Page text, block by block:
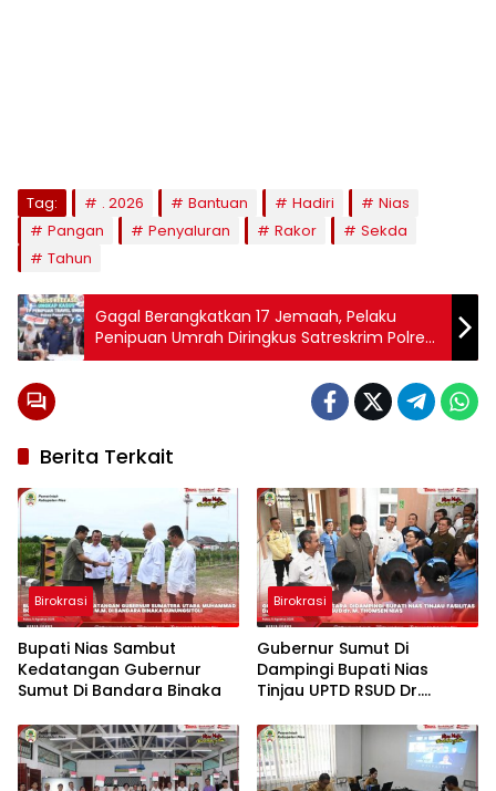
Tag: . 2026 Bantuan Hadiri
Nias
Pangan
Penyaluran Rakor
Sekda
Tahun
Gagal Berangkatkan 17 Jemaah, Pelaku
Penipuan Umrah Diringkus Satreskrim Polres
Pamekasan
Berita Terkait
Birokrasi
Bupati Nias Sambut
Kedatangan Gubernur
Sumut Di Bandara Binaka
Birokrasi
Gubernur Sumut Di
Dampingi Bupati Nias
Tinjau UPTD RSUD Dr.